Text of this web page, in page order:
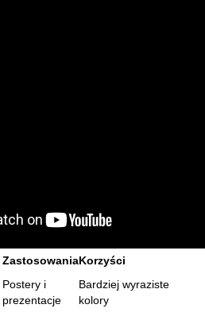
ZastosowaniaKorzyści
Postery i
prezentacje
Bardziej wyraziste
kolory